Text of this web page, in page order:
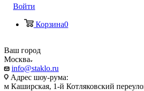
Войти
Корзина0
Ваш город
Москва
info@staklo.ru
Адрес шоу-рума:
м Каширская, 1-й Котляковский